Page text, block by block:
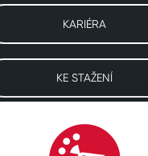
KARIÉRA
KE STAŽENÍ
Navštivte naše pobočky